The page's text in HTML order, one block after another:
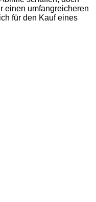
einen umfangreicheren
für den Kauf eines